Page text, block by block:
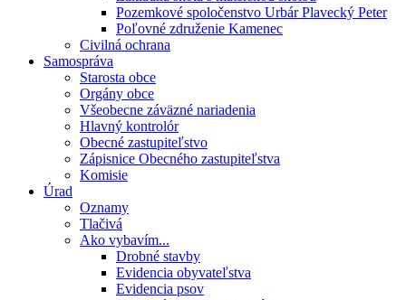
Pozemkové spoločenstvo Urbár Plavecký Peter
Poľovné združenie Kamenec
Civilná ochrana
Samospráva
Starosta obce
Orgány obce
Všeobecne záväzné nariadenia
Hlavný kontrolór
Obecné zastupiteľstvo
Zápisnice Obecného zastupiteľstva
Komisie
Úrad
Oznamy
Tlačivá
Ako vybavím...
Drobné stavby
Evidencia obyvateľstva
Evidencia psov